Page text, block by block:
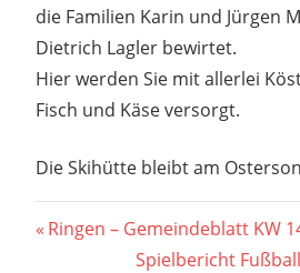
die Familien Karin und Jürgen
Dietrich Lagler bewirtet.
Hier werden Sie mit allerlei
Fisch und Käse versorgt.
Die Skihütte bleibt am
Vorheriger
Ringen – Gemeindeblatt KW
Nächster
Spielbericht